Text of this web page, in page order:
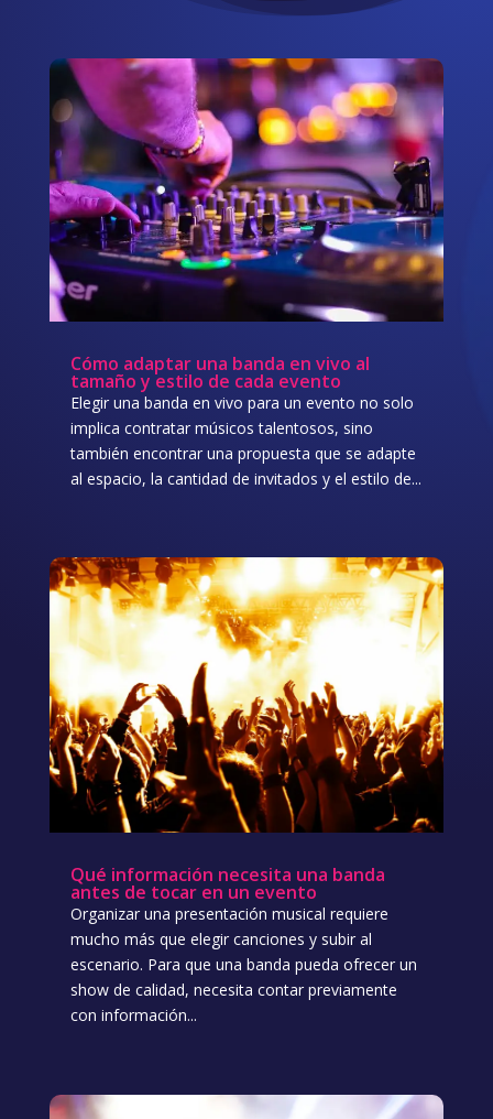
Cómo adaptar una banda en vivo al
tamaño y estilo de cada evento
Elegir una banda en vivo para un evento no solo
implica contratar músicos talentosos, sino
también encontrar una propuesta que se adapte
al espacio, la cantidad de invitados y el estilo de...
Qué información necesita una banda
antes de tocar en un evento
Organizar una presentación musical requiere
mucho más que elegir canciones y subir al
escenario. Para que una banda pueda ofrecer un
show de calidad, necesita contar previamente
con información...